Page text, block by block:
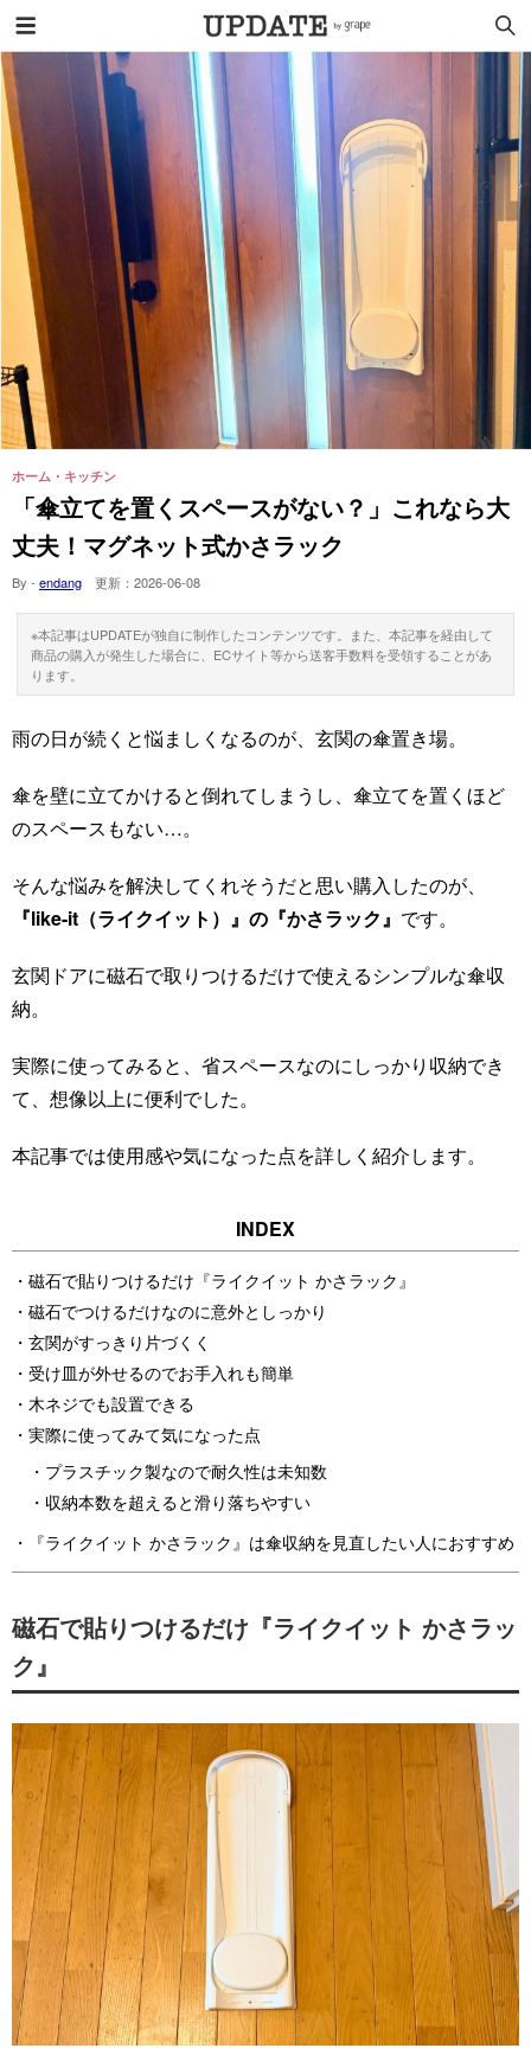
ホーム・キッチン
「傘立てを置くスペースがない？」これなら大
丈夫！マグネット式かさラック
By - endang 更新： 2026-06-08
※本記事はUPDATEが独自に制作したコンテンツです。また、本記事を経由して
商品の購入が発生した場合に、ECサイト等から送客手数料を受領することがあ
ります。
雨の日が続くと悩ましくなるのが、玄関の傘置き場。
傘を壁に立てかけると倒れてしまうし、傘立てを置くほど
のスペースもない…。
そんな悩みを解決してくれそうだと思い購入したのが、
『like-it（ライクイット）』の『かさラック』 です。
玄関ドアに磁石で取りつけるだけで使えるシンプルな傘収
納。
実際に使ってみると、省スペースなのにしっかり収納でき
て、想像以上に便利でした。
本記事では使用感や気になった点を詳しく紹介します。
磁石で貼りつけるだけ『ライクイット かさラック』
磁石でつけるだけなのに意外としっかり
玄関がすっきり片づくく
受け皿が外せるのでお手入れも簡単
木ネジでも設置できる
実際に使ってみて気になった点
プラスチック製なので耐久性は未知数
収納本数を超えると滑り落ちやすい
『ライクイット かさラック』は傘収納を見直したい人におすすめ
磁石で貼りつけるだけ『ライクイット かさラッ
ク』